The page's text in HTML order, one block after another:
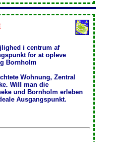
i centrum af
for at opleve
Bornholm
Wohnung, Zentral
Will man die
und Bornholm erleben
Ausgangspunkt.